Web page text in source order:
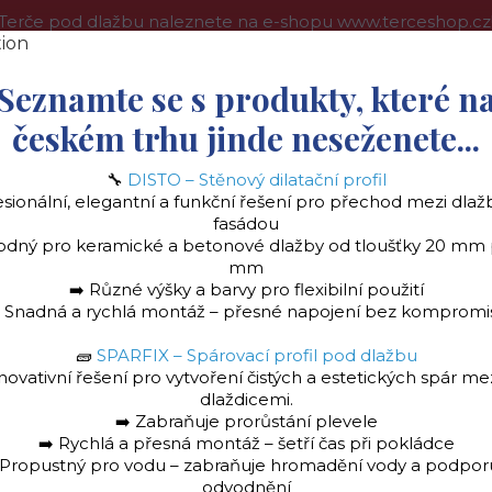
pod dlažbu naleznete na e-shopu
Hledat
Stěnový dilatační profil "DISTO"
terče Terasové profily "C" k terčům Terasový ukončovací profil "C"
se s produkty, které
českém trhu jinde neseženete...
🔧 DISTO – Stěnový dilatační profil
elegantní a funkční řešení pro přechod mezi
fasádou
pro keramické a betonové dlažby od tloušťky 20 mm
mm
➡️ Různé výšky a barvy pro flexibilní použití
a rychlá montáž – přesné napojení bez
🧱 SPARFIX – Spárovací profil pod dlažbu
řešení pro vytvoření čistých a estetických spár
dlaždicemi.
➡️ Zabraňuje prorůstání plevele
➡️ Rychlá a přesná montáž – šetří čas při pokládce
pro vodu – zabraňuje hromadění vody a
odvodnění